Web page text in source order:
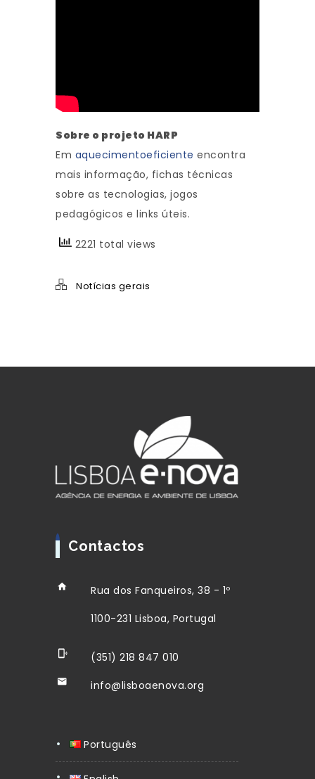
Sobre o projeto HARP
Em aquecimentoeficiente encontra
mais informação, fichas técnicas
sobre as tecnologias, jogos
pedagógicos e links úteis.
2221 total views
Notícias gerais
Contactos
Rua dos Fanqueiros, 38 - 1º
1100-231 Lisboa, Portugal
(351) 218 847 010
info@lisboaenova.org
Português